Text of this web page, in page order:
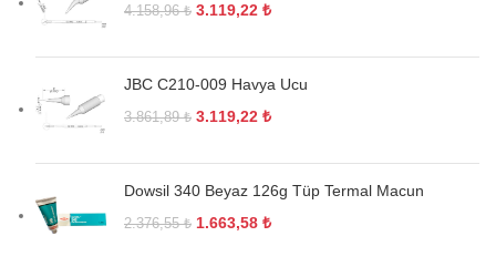
4.158,96₺ 3.119,22 ₺
JBC C210-009 Havya Ucu
3.861,89₺ 3.119,22 ₺
Dowsil 340 Beyaz 126g Tüp Termal Macun
2.376,55₺ 1.663,58 ₺